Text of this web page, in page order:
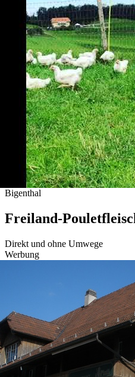
Bigenthal
Freiland-
Direkt und ohne Umwege
Werbung